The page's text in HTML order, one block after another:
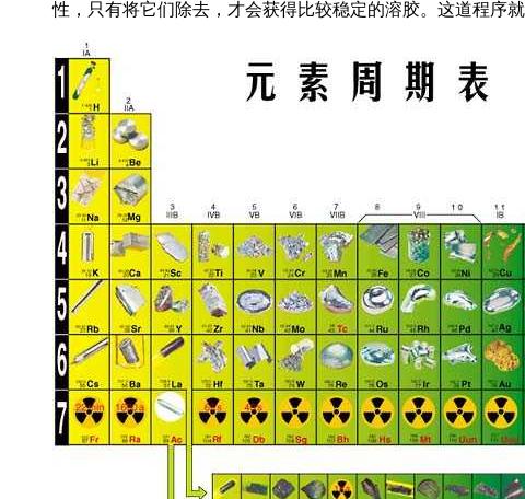
性，只有将它们除去，才会获得比较稳定的溶胶。这道程序